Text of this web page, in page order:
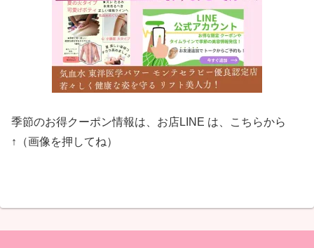
季節のお得クーポン情報は、お店LINE は、こちらから
↑（画像を押してね）